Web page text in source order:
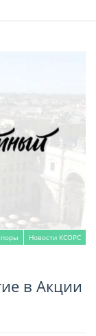
Новости КСОРС
в Акции